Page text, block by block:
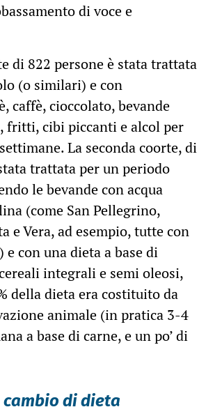
di voce e
di 822 persone è stata trattata
(o similari) e con
caffè, cioccolato, bevande
fritti, cibi piccanti e alcol per
La seconda coorte, di
trattata per un periodo
le bevande con acqua
(come San Pellegrino,
e Vera, ad esempio, tutte con
con una dieta a base di
integrali e semi oleosi,
della dieta era costituito da
animale (in pratica 3-4
a base di carne, e un po’ di
cambio di dieta